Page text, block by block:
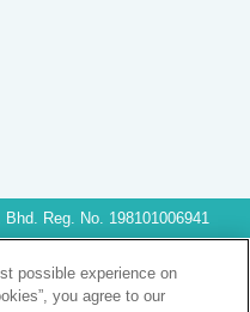
Reg. No. 198101006941
purposes only
possible experience on
you agree to our